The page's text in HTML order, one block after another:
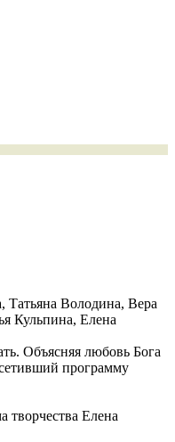
Татьяна Володина, Вера
Кульпина, Елена
Объясняя любовь Бога
программу
творчества Елена